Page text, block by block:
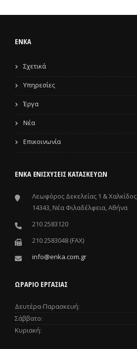
ENKA
Σχετικά
Υπηρεσίες
Έργα
Νέα
Επικοινωνία
ΕΝΚΑ ΕΝΙΣΧΎΣΕΙΣ ΚΑΤΑΣΚΕΥΏΝ
Λεωφόρος Δεκελείας 1 & Χαλκίδος
14343, Νέα Φιλαδέλφεια, Αθήνα
210 2583120
210 2583048 (FAX)
info@enka.com.gr
ΩΡΑΡΙΟ ΕΡΓΑΣΙΑΣ
Δευτέρα-Παρασκευή:
Σάββατο:
Κυριακή: